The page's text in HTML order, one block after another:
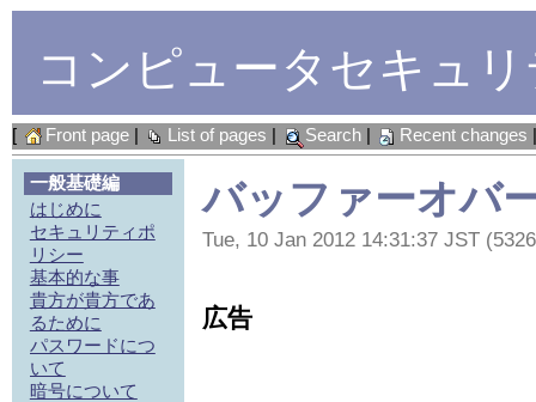
コンピュータセキュ
[ Front page| List of pages | Search| Recent changes
バッファーオバ
Tue, 10 Jan 2012 14:31:37 JST
広告
一般基礎編
はじめに
セキュリティポ
リシー
基本的な事
貴方が貴方であ
るために
パスワードにつ
いて
暗号について